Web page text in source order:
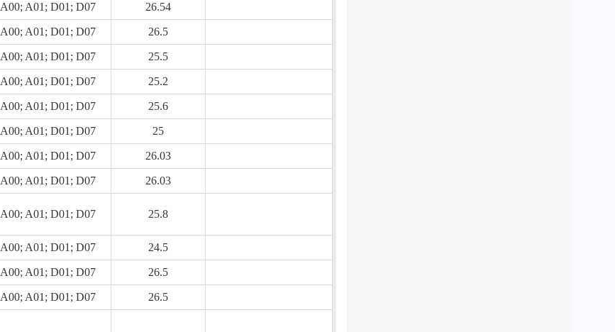
A00; A01; D01; D07 26.54
A00; A01; D01; D07 26.5
A00; A01; D01; D07 25.5
A00; A01; D01; D07 25.2
A00; A01; D01; D07 25.6
A00; A01; D01; D07 25
A00; A01; D01; D07 26.03
A00; A01; D01; D07 26.03
A00; A01; D01; D07 25.8
A00; A01; D01; D07 24.5
A00; A01; D01; D07 26.5
A00; A01; D01; D07 26.5